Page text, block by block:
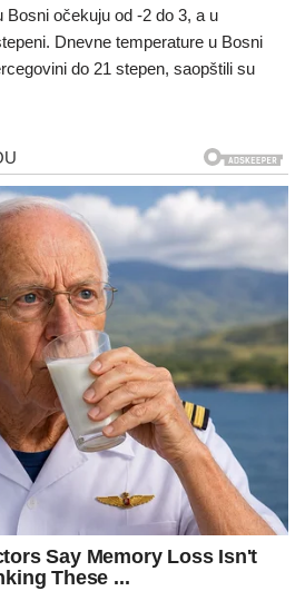
Bosni očekuju od -2 do 3, a u
Dnevne temperature u Bosni
do 21 stepen, saopštili su